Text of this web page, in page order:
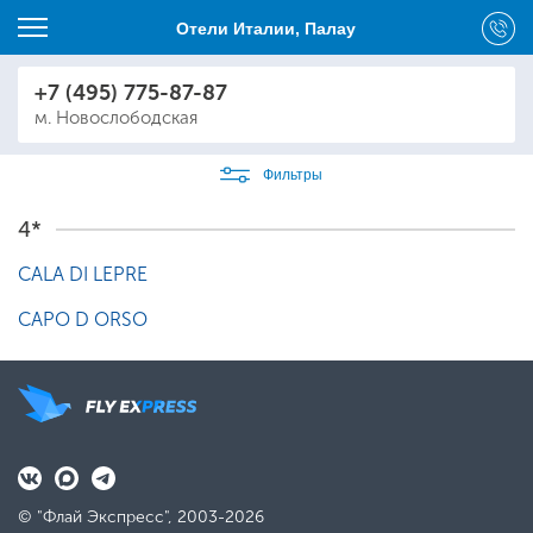
Отели Италии, Палау
+7 (495) 775-87-87
м. Новослободская
Фильтры
4*
CALA DI LEPRE
CAPO D ORSO
© "Флай Экспресс", 2003-2026